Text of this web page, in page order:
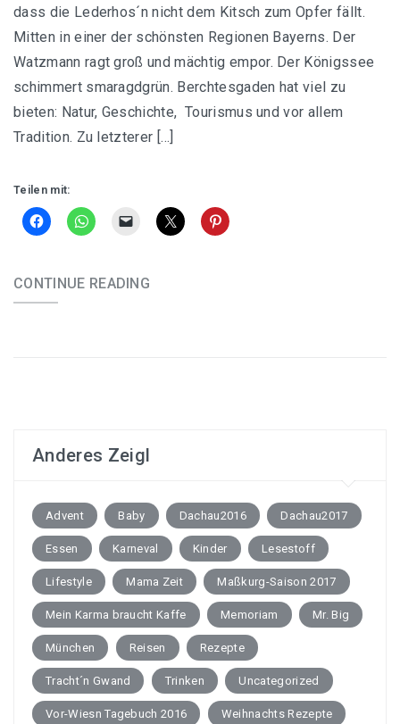
dass die Lederhos´n nicht dem Kitsch zum Opfer fällt.
Mitten in einer der schönsten Regionen Bayerns. Der
Watzmann ragt groß und mächtig empor. Der Königssee
schimmert smaragdgrün. Berchtesgaden hat viel zu
bieten: Natur, Geschichte, Tourismus und vor allem
Tradition. Zu letzterer […]
Teilen mit:
CONTINUE READING
Anderes Zeigl
Advent Baby Dachau2016 Dachau2017
Essen Karneval Kinder Lesestoff
Lifestyle Mama Zeit Maßkurg-Saison 2017
Mein Karma braucht Kaffe Memoriam Mr. Big
München Reisen Rezepte
Tracht´n Gwand Trinken Uncategorized
Vor-Wiesn Tagebuch 2016 Weihnachts Rezepte